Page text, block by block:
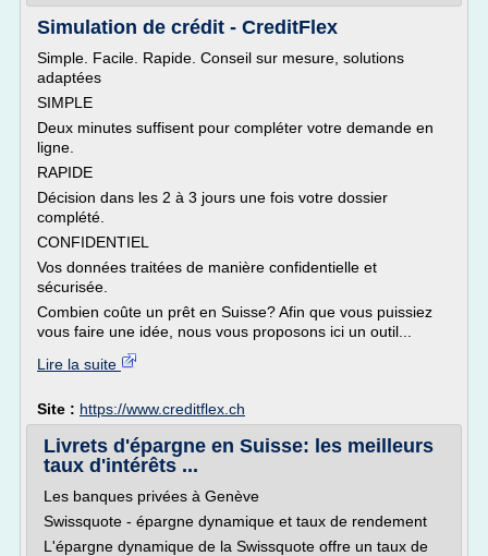
Simulation de crédit - CreditFlex
Simple. Facile. Rapide. Conseil sur mesure, solutions
adaptées
SIMPLE
Deux minutes suffisent pour compléter votre demande en
ligne.
RAPIDE
Décision dans les 2 à 3 jours une fois votre dossier
complété.
CONFIDENTIEL
Vos données traitées de manière confidentielle et
sécurisée.
Combien coûte un prêt en Suisse? Afin que vous puissiez
vous faire une idée, nous vous proposons ici un outil...
Lire la suite
Site : https://www.creditflex.ch
Livrets d'épargne en Suisse: les meilleurs
taux d'intérêts ...
Les banques privées à Genève
Swissquote - épargne dynamique et taux de rendement
L'épargne dynamique de la Swissquote offre un taux de